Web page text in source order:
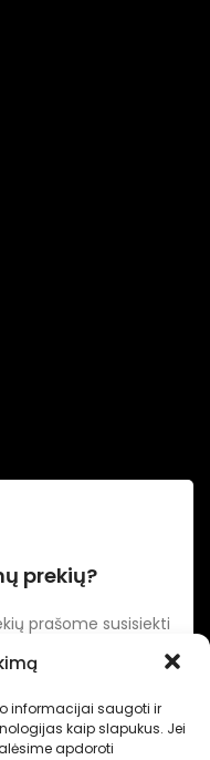
informacijai saugoti ir
kaip slapukus. Jei
apdoroti
prekių?
prašome susisiekti
- Dominykas Vitkauskas